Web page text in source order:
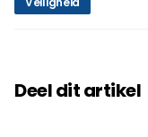
Deel dit artikel